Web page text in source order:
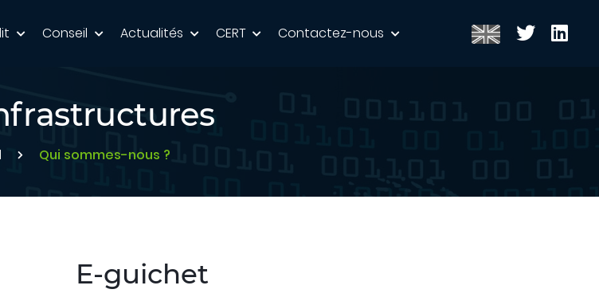
Conseil Actualités CERT Contactez-nous
Qui sommes-nous ?
E-guichet